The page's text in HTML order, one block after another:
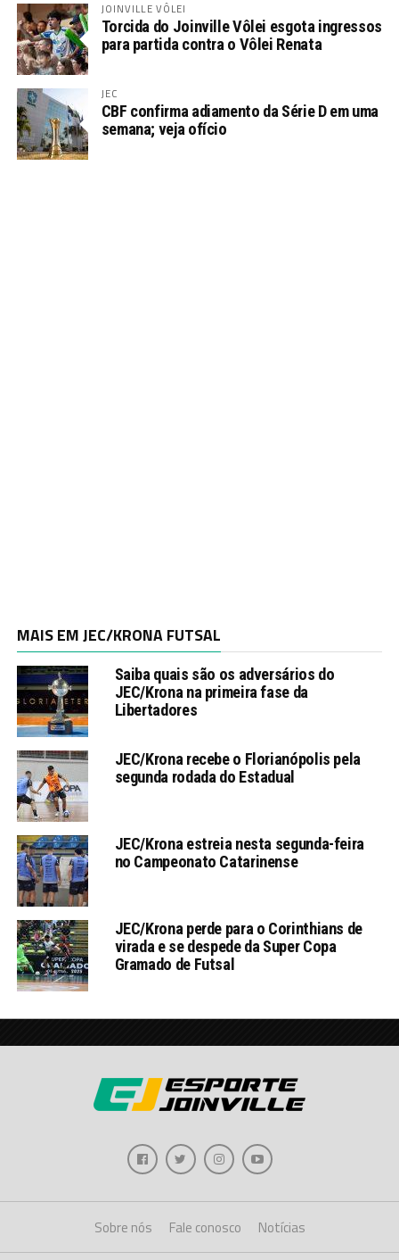
JOINVILLE VÔLEI
Torcida do Joinville Vôlei esgota ingressos
para partida contra o Vôlei Renata
JEC
CBF confirma adiamento da Série D em uma
semana; veja ofício
MAIS EM JEC/KRONA FUTSAL
Saiba quais são os adversários do
JEC/Krona na primeira fase da
Libertadores
JEC/Krona recebe o Florianópolis pela
segunda rodada do Estadual
JEC/Krona estreia nesta segunda-feira
no Campeonato Catarinense
JEC/Krona perde para o Corinthians de
virada e se despede da Super Copa
Gramado de Futsal
Sobre nós Fale conosco Notícias